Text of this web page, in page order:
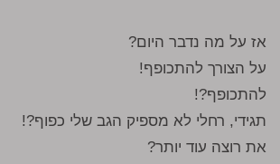
אז על מה נדבר היום?
על הצורך להתכופף!
להתכופף?!
תגידי, רחלי לא מספיק הגב שלי כפוף?!
את רוצה עוד יותר?